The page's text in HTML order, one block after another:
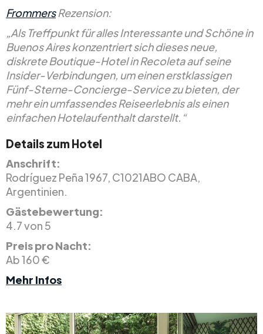
FrommersRezension:
„Als Treffpunkt für alles Interessante und Schöne in
Buenos Aires konzentriert sich dieses neue,
diskrete Boutique-Hotel in Recoleta auf seine
Insider-Verbindungen, um einen erstklassigen
Fünf-Sterne-Concierge-Service zu bieten, der
mehr ein umfassendes Reiseerlebnis als einen
einfachen Hotelaufenthalt darstellt.“
Details zum Hotel
Anschrift:
Rodríguez Peña 1967, C1021ABO CABA,
Argentinien.
Gästebewertung:
4.7 von 5
Preis pro Nacht:
Ab 160 €
Mehr Infos